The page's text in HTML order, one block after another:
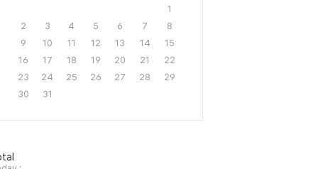
1
2
3 4 5 6 7
8
9
10 11 12 13 14
15
16
17 18 19 20 21
22
23
24 25 26 27 28
29
30
31